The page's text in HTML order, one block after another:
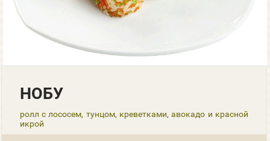
НОБУ
ролл с лососем, тунцом, креветками, авокадо и красной
икрой